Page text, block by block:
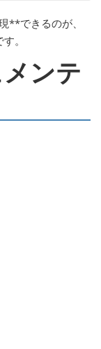
**できるのが、
。
ンテ